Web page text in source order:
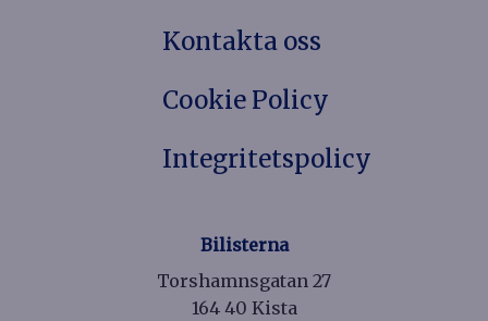
Kontakta oss
Cookie Policy
Integritetspolicy
Bilisterna
Torshamnsgatan 27
164 40 Kista